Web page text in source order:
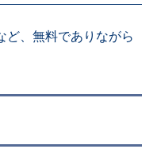
ど、無料でありながら